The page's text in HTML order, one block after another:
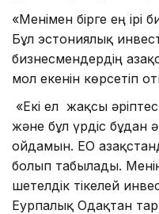
«Менімен бірге ең ірі
Бұл эстониялық
бизнесмендердің
мол екенін көрсетіп
«Екі ел жақсы
және бұл үрдіс бұдан
ойдамын. ЕО
болып табылады.
шетелдік тікелей
Еурпалық Одақтан